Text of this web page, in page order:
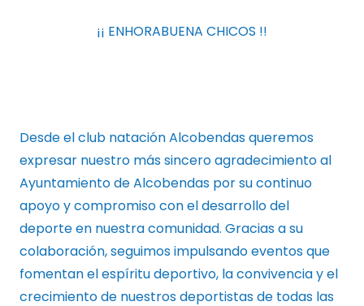
¡¡ ENHORABUENA CHICOS !!
Desde el club natación Alcobendas queremos
expresar nuestro más sincero agradecimiento al
Ayuntamiento de Alcobendas por su continuo
apoyo y compromiso con el desarrollo del
deporte en nuestra comunidad. Gracias a su
colaboración, seguimos impulsando eventos que
fomentan el espíritu deportivo, la convivencia y el
crecimiento de nuestros deportistas de todas las